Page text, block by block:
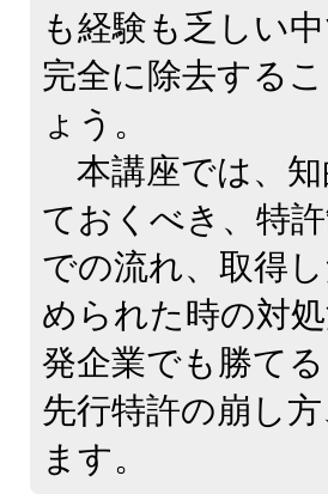
も経験も乏しい
完全に除去する
ょう。
本講座では、知
ておくべき、特
での流れ、取得
められた時の対
発企業でも勝て
先行特許の崩し
ます。